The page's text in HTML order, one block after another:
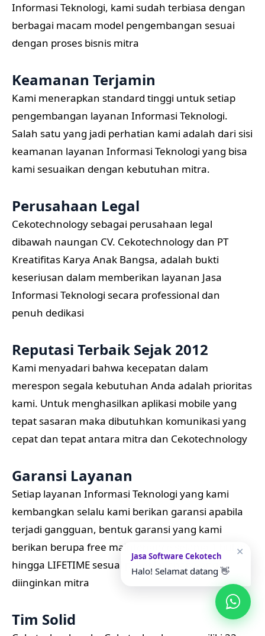
Informasi Teknologi, kami sudah terbiasa dengan
berbagai macam model pengembangan sesuai
dengan proses bisnis mitra
Keamanan Terjamin
Kami menerapkan standard tinggi untuk setiap
pengembangan layanan Informasi Teknologi.
Salah satu yang jadi perhatian kami adalah dari sisi
keamanan layanan Informasi Teknologi yang bisa
kami sesuaikan dengan kebutuhan mitra.
Perusahaan Legal
Cekotechnology sebagai perusahaan legal
dibawah naungan CV. Cekotechnology dan PT
Kreatifitas Karya Anak Bangsa, adalah bukti
keseriusan dalam memberikan layanan Jasa
Informasi Teknologi secara professional dan
penuh dedikasi
Reputasi Terbaik Sejak 2012
Kami menyadari bahwa kecepatan dalam
merespon segala kebutuhan Anda adalah prioritas
kami. Untuk menghasilkan aplikasi mobile yang
tepat sasaran maka dibutuhkan komunikasi yang
cepat dan tepat antara mitra dan Cekotechnology
Garansi Layanan
Setiap layanan Informasi Teknologi yang kami
kembangkan selalu kami berikan garansi apabila
terjadi gangguan, bentuk garansi yang kami
berikan berupa free maintenance selama 1 bulan
hingga LIFETIME sesuai paket layanan yang
diinginkan mitra
Tim Solid
✕
Jasa Software Cekotech
Halo! Selamat datang 👋